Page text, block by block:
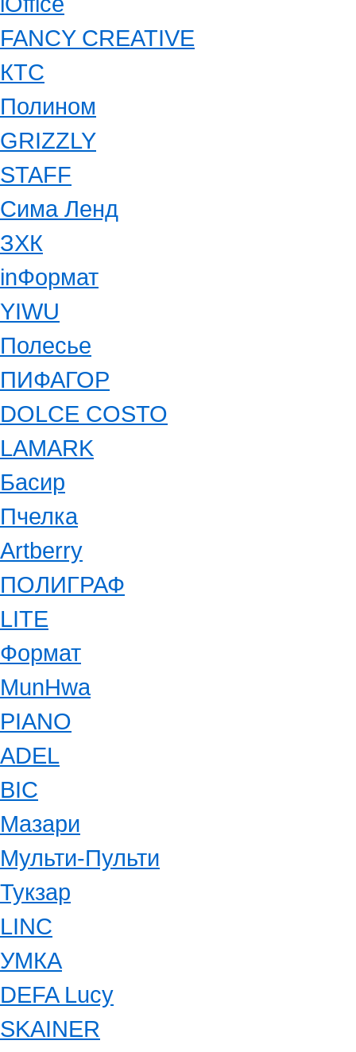
FANCY CREATIVE
КТС
Полином
GRIZZLY
STAFF
Сима Ленд
ЗХК
inФормат
YIWU
Полесье
ПИФАГОР
DOLCE COSTO
LAMARK
Басир
Пчелка
Artberry
ПОЛИГРАФ
LITE
Формат
MunHwa
PIANO
ADEL
BIC
Мазари
Мульти-Пульти
Тукзар
LINC
УМКА
DEFA Lucy
SKAINER